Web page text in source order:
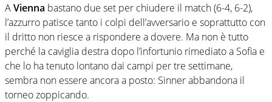
AVienna bastano due set per chiudere il match (6-4, 6-2),
l’azzurro patisce tanto i colpi dell’avversario e soprattutto con
il dritto non riesce a rispondere a dovere. Ma non è tutto
perché la caviglia destra dopo l’infortunio rimediato a Sofia e
che lo ha tenuto lontano dai campi per tre settimane,
sembra non essere ancora a posto: Sinner abbandona il
torneo zoppicando.